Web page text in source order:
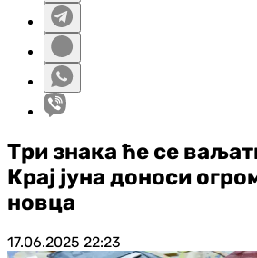
Три знака ће се
Крај јуна доноси
новца
17.06.2025 22:23